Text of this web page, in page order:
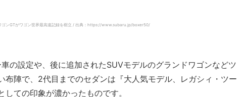
ゴンGTがワゴン世界最高速記録を樹立 / 出典：https://www.subaru.jp/boxer50/
の設定や、後に追加されたSUVモデルのグランドワゴンなどツ
布陣で、2代目までのセダンは『大人気モデル、レガシィ・ツー
ての印象が濃かったものです。